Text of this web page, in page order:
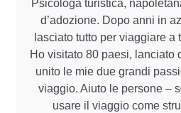
Psicologa turistica,
d’adozione. Dopo anni in
lasciato tutto per viaggiare a
Ho visitato 80 paesi, lanciato
unito le mie due grandi
viaggio. Aiuto le persone –
usare il viaggio come